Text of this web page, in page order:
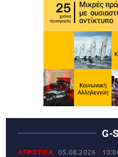
G-
ΑΓΡΟΤΙΚΑ 05.08.2026